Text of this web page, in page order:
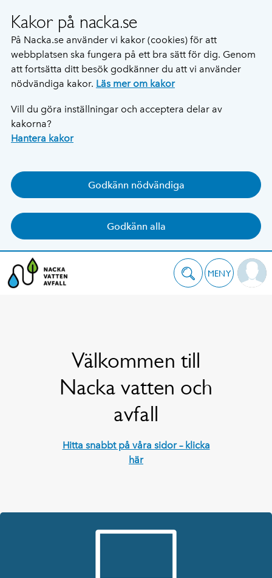
Kakor på nacka.se
På Nacka.se använder vi kakor (cookies) för att
webbplatsen ska fungera på ett bra sätt för dig. Genom
att fortsätta ditt besök godkänner du att vi använder
nödvändiga kakor. Läs mer om kakor
Vill du göra inställningar och acceptera delar av
kakorna?
Hantera kakor
Godkänn nödvändiga
Godkänn alla
MENY
Välkommen till
Nacka vatten och
avfall
Hitta snabbt på våra sidor – klicka
här